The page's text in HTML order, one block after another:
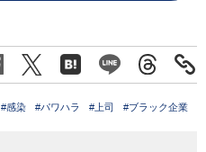
#感染 #パワハラ #上司 #ブラック企業